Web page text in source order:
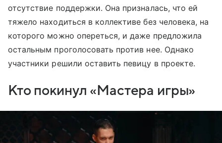
отсутствие поддержки. Она призналась, что ей
тяжело находиться в коллективе без человека, на
которого можно опереться, и даже предложила
остальным проголосовать против нее. Однако
участники решили оставить певицу в проекте.
Кто покинул «Мастера игры»